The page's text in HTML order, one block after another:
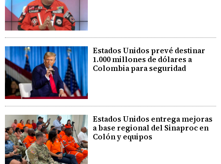
Estados Unidos prevé destinar
1.000 millones de dólares a
Colombia para seguridad
Estados Unidos entrega mejoras
a base regional del Sinaproc en
Colón y equipos